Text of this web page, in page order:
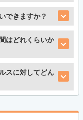
できますか？
はどれくらいか
スに対してどん